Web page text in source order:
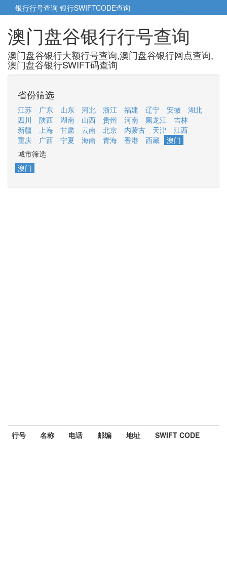
银行行号查询 银行SWIFTCODE查询
5cm小帮手5cm.cn
澳门盘谷银行行号查询
澳门盘谷银行大额行号查询,澳门盘谷银行网点查询,
澳门盘谷银行SWIFT码查询
省份筛选
江苏 广东 山东 河北 浙江 福建 辽宁 安徽
湖北
四川
陕西 湖南 山西 贵州 河南 黑龙江
吉林
新疆
上海 甘肃 云南 北京 内蒙古 天津
江西
重庆
广西 宁夏 海南 青海 香港 西藏
澳门
城市筛选
澳门
行号 名称 电话 邮编 地址 SWIFT CODE